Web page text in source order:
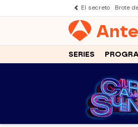
El secreto Brote
SERIES